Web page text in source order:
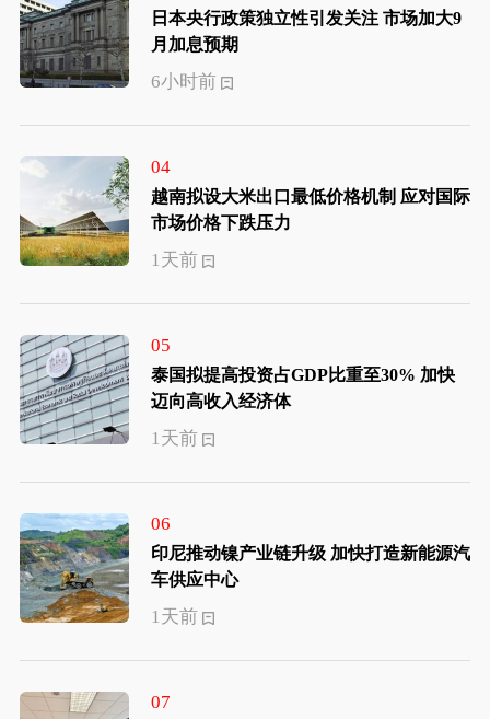
日本央行政策独立性引发关注 市场加大9
月加息预期
6小时前
04
越南拟设大米出口最低价格机制 应对国际
市场价格下跌压力
1天前
05
泰国拟提高投资占GDP比重至30% 加快
迈向高收入经济体
1天前
06
印尼推动镍产业链升级 加快打造新能源汽
车供应中心
1天前
07